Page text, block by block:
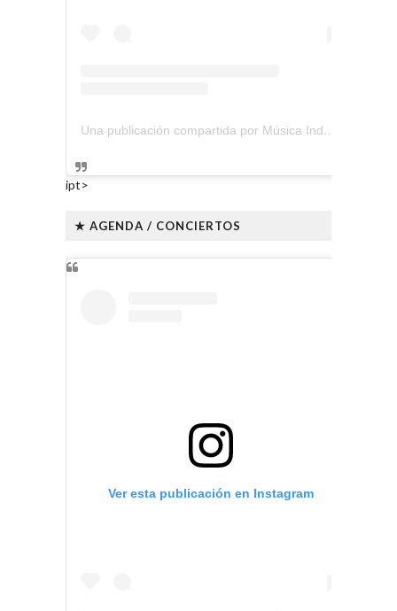
Una publicación compartida por Música Independiente Perú 🇵🇪 (@musica.independiente.peru)
ipt>
★ AGENDA / CONCIERTOS
Ver esta publicación en Instagram